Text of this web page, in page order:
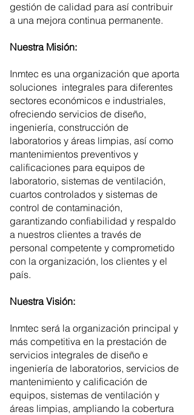
gestión de calidad para así contribuir
a una mejora continua permanente.
Nuestra Misión:
Inmtec es una organización que aporta
soluciones integrales para diferentes
sectores económicos e industriales,
ofreciendo servicios de diseño,
ingeniería, construcción de
laboratorios y áreas limpias, así como
mantenimientos preventivos y
calificaciones para equipos de
laboratorio, sistemas de ventilación,
cuartos controlados y sistemas de
control de contaminación,
garantizando confiabilidad y respaldo
a nuestros clientes a través de
personal competente y comprometido
con la organización, los clientes y el
país.
Nuestra Visión:
Inmtec será la organización principal y
más competitiva en la prestación de
servicios integrales de diseño e
ingeniería de laboratorios, servicios de
mantenimiento y calificación de
equipos, sistemas de ventilación y
áreas limpias, ampliando la cobertura